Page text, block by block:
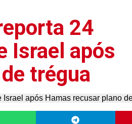
24
Israel após
trégua